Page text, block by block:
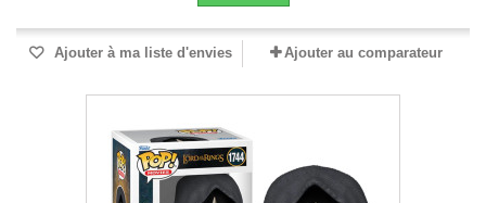
Ajouter à ma liste d'envies Ajouter au comparateur